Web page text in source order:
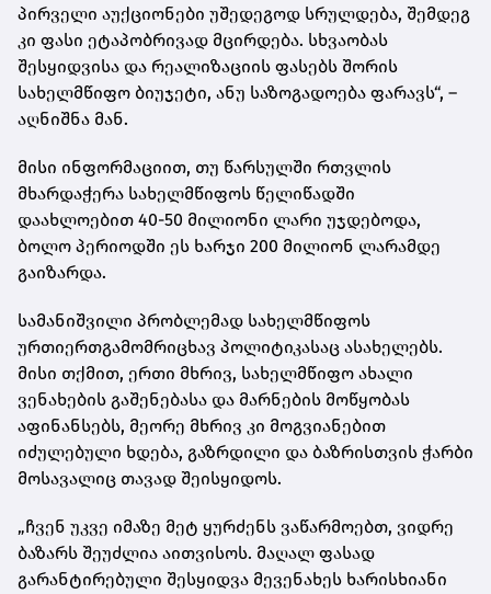
პირველი აუქციონები უშედეგოდ სრულდება, შემდეგ
კი ფასი ეტაპობრივად მცირდება. სხვაობას
შესყიდვისა და რეალიზაციის ფასებს შორის
სახელმწიფო ბიუჯეტი, ანუ საზოგადოება ფარავს“, –
აღნიშნა მან.
მისი ინფორმაციით, თუ წარსულში რთვლის
მხარდაჭერა სახელმწიფოს წელიწადში
დაახლოებით 40-50 მილიონი ლარი უჯდებოდა,
ბოლო პერიოდში ეს ხარჯი 200 მილიონ ლარამდე
გაიზარდა.
სამანიშვილი პრობლემად სახელმწიფოს
ურთიერთგამომრიცხავ პოლიტიკასაც ასახელებს.
მისი თქმით, ერთი მხრივ, სახელმწიფო ახალი
ვენახების გაშენებასა და მარნების მოწყობას
აფინანსებს, მეორე მხრივ კი მოგვიანებით
იძულებული ხდება, გაზრდილი და ბაზრისთვის ჭარბი
მოსავალიც თავად შეისყიდოს.
„ჩვენ უკვე იმაზე მეტ ყურძენს ვაწარმოებთ, ვიდრე
ბაზარს შეუძლია აითვისოს. მაღალ ფასად
გარანტირებული შესყიდვა მევენახეს ხარისხიანი